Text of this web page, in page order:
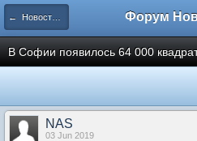
← Новости рынка недвижимости
В Софии появилось 64 000
NAS
03 Jun 2019